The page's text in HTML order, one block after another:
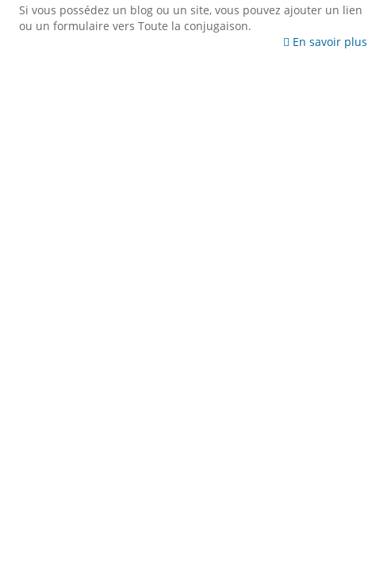
Si vous possédez un blog ou un site, vous pouvez ajouter un lien
ou un formulaire vers Toute la conjugaison.
 En savoir plus